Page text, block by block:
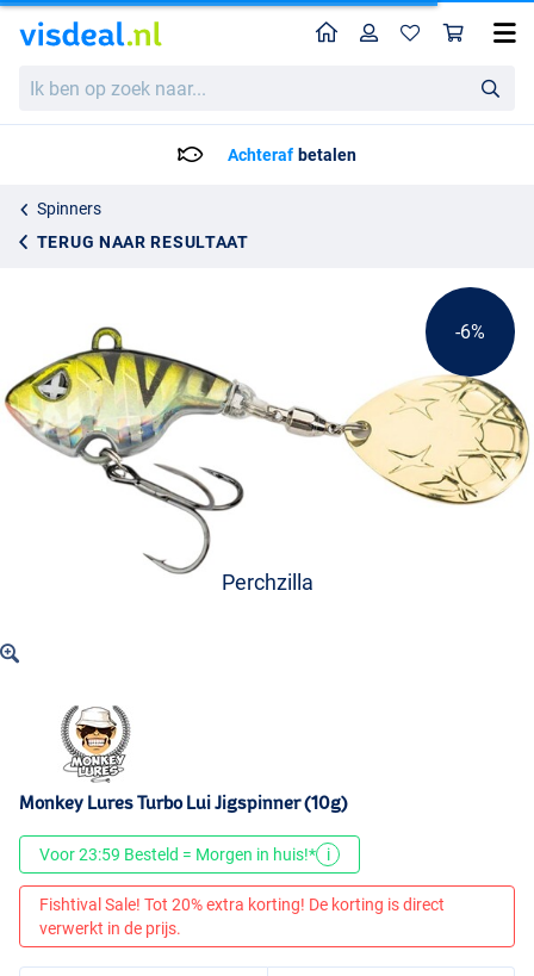
ben
HomeProfiel
Achteraf betalen
Spinners
TERUG NAAR RESULTAAT
Monkey Lures Turbo Lui Jigspinner (10g)
8.95
Perchzilla
-6%
Monkey Lures Turbo Lui Jigspinner (10g)
Voor 23:59 Besteld = Morgen in huis!* i
Fishtival Sale! Tot 20% extra korting! De korting is direct
verwerkt in de prijs.